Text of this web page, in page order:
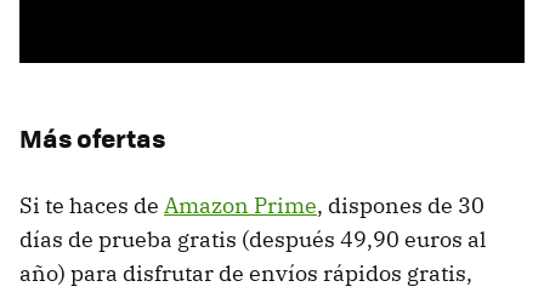
Más ofertas
Si te haces de Amazon Prime, dispones de 30
días de prueba gratis (después 49,90 euros al
año) para disfrutar de envíos rápidos gratis,